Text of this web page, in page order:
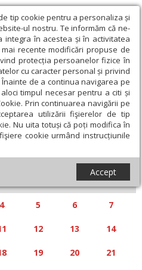
tip cookie pentru a personaliza și
ul nostru. Te informăm că ne-
integra în acestea și în activitatea
recente modificări propuse de
protecția persoanelor fizice în
cu caracter personal și privind
de a continua navigarea pe
timpul necesar pentru a citi și
Prin continuarea navigării pe
utilizării fişierelor de tip
Nu uita totuși că poți modifica în
cookie urmând instrucțiunile
Accept
»
2025
S D
4 5 6 7
12 13 14
19 20 21